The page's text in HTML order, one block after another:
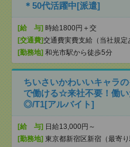
＊50代活躍中[派遣]
[給 与] 時給1800円＋交
[交通費]交通費実費支給（当社規定
[勤務地] 和光市駅から徒歩5分
ちいさいかわいいキャラ
で働ける☆来社不要！働
◎/T1[アルバイト]
[給 与] 日給13,000円～
[勤務地] 東京都新宿区新宿（最寄り